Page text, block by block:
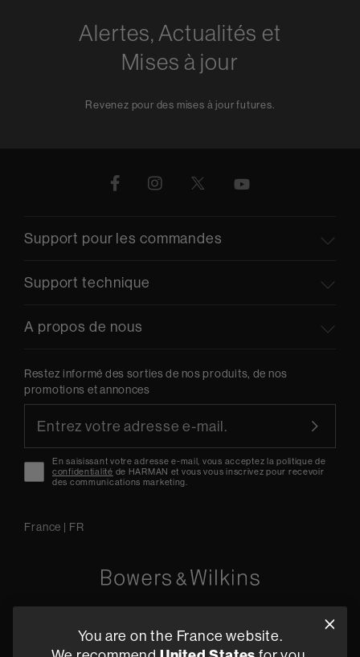
Alertes, Actualités et
Mises à jour
Revenez pour des mises à jour futures.
Support pour les commandes
Support technique
A propos de nous
Restez informé des sorties de nos produits, de nos
promotions et annonces
En saisissant votre adresse e-mail, vous acceptez la politique de
confidentialité de HARMAN et vous vous inscrivez pour recevoir
des communications marketing.
France | FR
+33 (1) 89 54 63 64
You are on the France website.